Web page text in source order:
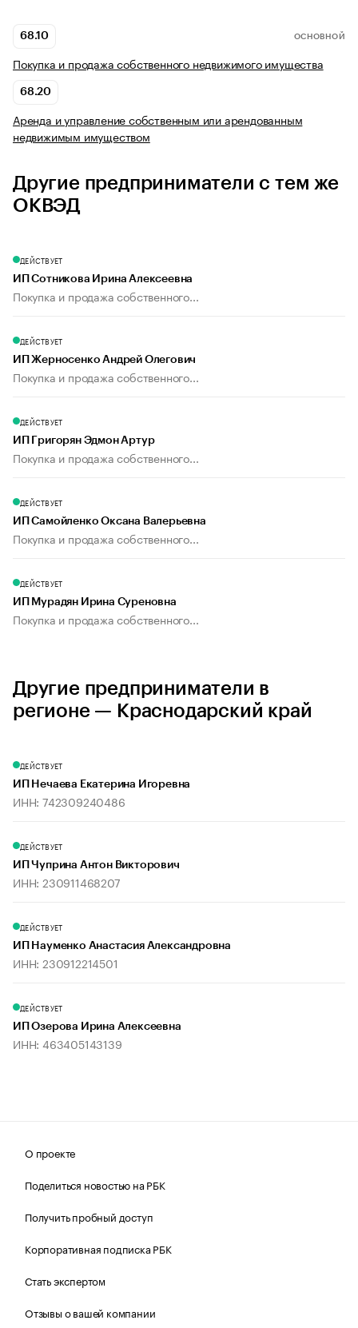
68.10 ОСНОВНОЙ
Покупка и продажа собственного недвижимого имущества
68.20
Аренда и управление собственным или арендованным
недвижимым имуществом
Другие предприниматели с тем же
ОКВЭД
ДЕЙСТВУЕТ
ИП Сотникова Ирина Алексеевна
Покупка и продажа собственного...
ДЕЙСТВУЕТ
ИП Жерносенко Андрей Олегович
Покупка и продажа собственного...
ДЕЙСТВУЕТ
ИП Григорян Эдмон Артур
Покупка и продажа собственного...
ДЕЙСТВУЕТ
ИП Самойленко Оксана Валерьевна
Покупка и продажа собственного...
ДЕЙСТВУЕТ
ИП Мурадян Ирина Суреновна
Покупка и продажа собственного...
Другие предприниматели в
регионе — Краснодарский край
ДЕЙСТВУЕТ
ИП Нечаева Екатерина Игоревна
ИНН: 742309240486
ДЕЙСТВУЕТ
ИП Чуприна Антон Викторович
ИНН: 230911468207
ДЕЙСТВУЕТ
ИП Науменко Анастасия Александровна
ИНН: 230912214501
ДЕЙСТВУЕТ
ИП Озерова Ирина Алексеевна
ИНН: 463405143139
О проекте
Поделиться новостью на РБК
Получить пробный доступ
Корпоративная подписка РБК
Стать экспертом
Отзывы о вашей компании